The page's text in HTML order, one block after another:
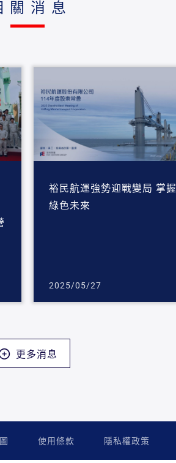
關消息
裕民航運強勢迎戰變局 掌握
綠色未來
2025/05/27
更多消息
使用條款 隱私權政策